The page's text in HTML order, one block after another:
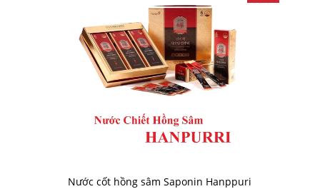
Nước cốt hồng sâm Saponin Hanppuri